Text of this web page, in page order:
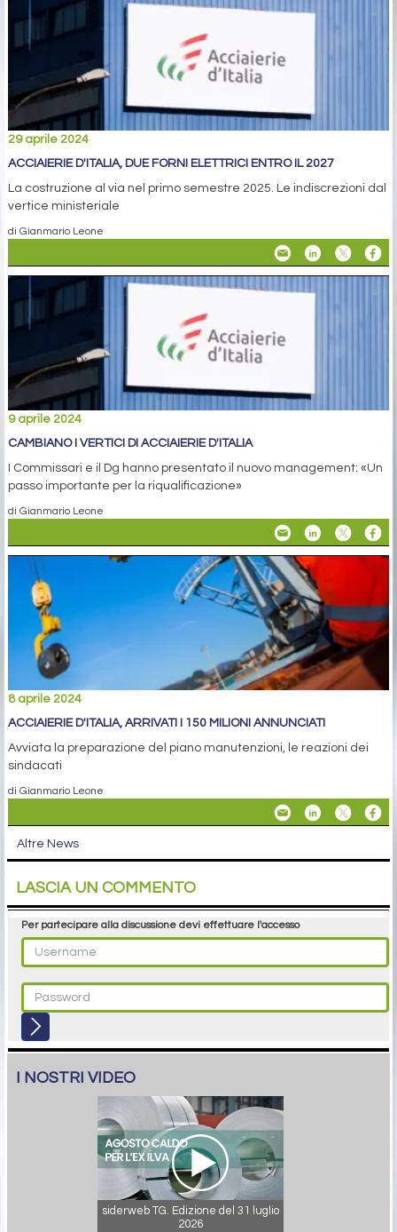
29 aprile 2024
ACCIAIERIE D'ITALIA, DUE FORNI ELETTRICI ENTRO IL 2027
La costruzione al via nel primo semestre 2025. Le indiscrezioni dal
vertice ministeriale
di Gianmario Leone
9 aprile 2024
CAMBIANO I VERTICI DI ACCIAIERIE D'ITALIA
I Commissari e il Dg hanno presentato il nuovo management: «Un
passo importante per la riqualificazione»
di Gianmario Leone
8 aprile 2024
ACCIAIERIE D'ITALIA, ARRIVATI I 150 MILIONI ANNUNCIATI
Avviata la preparazione del piano manutenzioni, le reazioni dei
sindacati
di Gianmario Leone
Altre News
LASCIA UN COMMENTO
Per partecipare alla discussione devi effettuare l'accesso
I NOSTRI VIDEO
siderweb TG. Edizione del 31 luglio
2026